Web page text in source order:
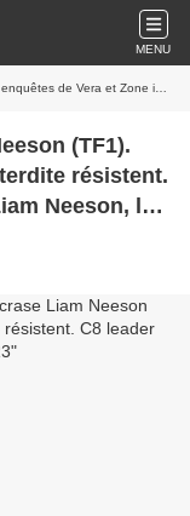
MENU
TNT avec également Liam Neeson, le 10/12/23
(TF1).
résistent.
Neeson, le